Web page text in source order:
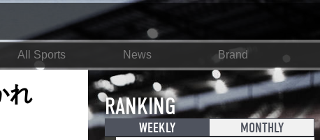
All Sports News Brand
れ
RANKING
WEEKLY MONTHLY